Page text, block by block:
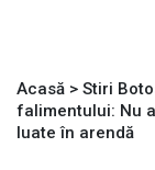
Acasă > Stiri
falimentului: Nu
luate în arendă